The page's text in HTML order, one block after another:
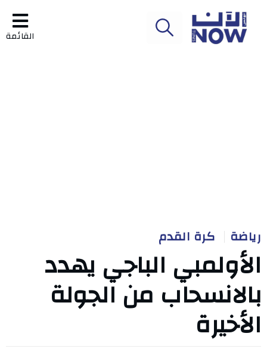
القائمة
رياضة كرة القدم
الأولمبي الباجي يهدد
بالانسحاب من الجولة
الأخيرة